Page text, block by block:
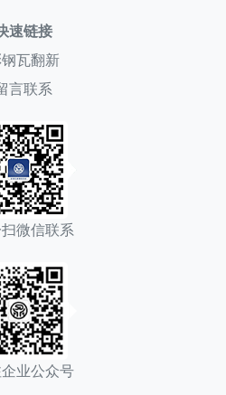
速链接
瓦翻新
言联系
微信联系
业公众号